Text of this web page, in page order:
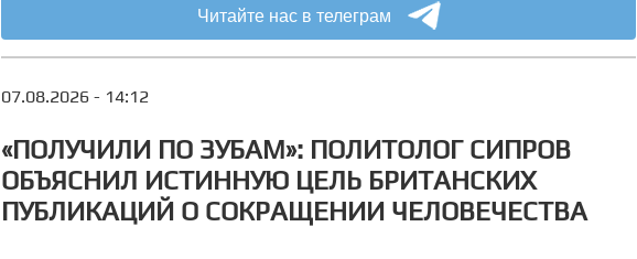
Читайте нас в телеграм
07.08.2026 - 14:12
«ПОЛУЧИЛИ ПО ЗУБАМ»: ПОЛИТОЛОГ СИПРОВ
ОБЪЯСНИЛ ИСТИННУЮ ЦЕЛЬ БРИТАНСКИХ
ПУБЛИКАЦИЙ О СОКРАЩЕНИИ ЧЕЛОВЕЧЕСТВА